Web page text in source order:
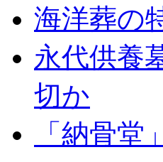
海洋葬の
永代供養
切か
「納骨